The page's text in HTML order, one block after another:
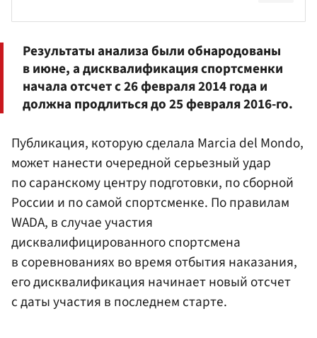
Результаты анализа были обнародованы
в июне, а дисквалификация спортсменки
начала отсчет с 26 февраля 2014 года и
должна продлиться до 25 февраля 2016-го.
Публикация, которую сделала Marcia del Mondo,
может нанести очередной серьезный удар
по саранскому центру подготовки, по сборной
России и по самой спортсменке. По правилам
WADA, в случае участия
дисквалифицированного спортсмена
в соревнованиях во время отбытия наказания,
его дисквалификация начинает новый отсчет
с даты участия в последнем старте.